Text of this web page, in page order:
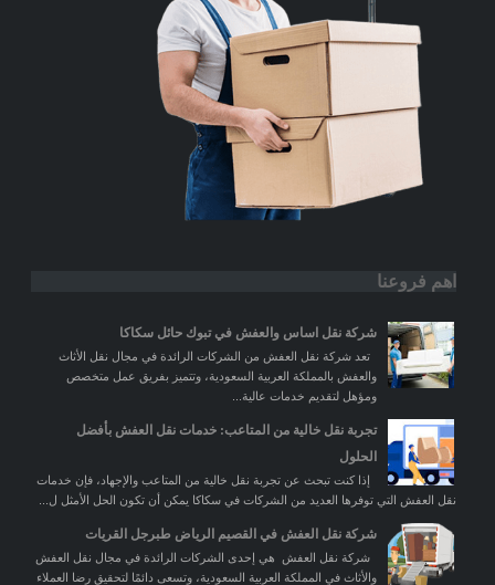
اهم فروعنا
شركة نقل اساس والعفش في تبوك حائل سكاكا
تعد شركة نقل العفش من الشركات الرائدة في مجال نقل الأثاث
والعفش بالمملكة العربية السعودية، وتتميز بفريق عمل متخصص
ومؤهل لتقديم خدمات عالية...
تجربة نقل خالية من المتاعب: خدمات نقل العفش بأفضل
الحلول
إذا كنت تبحث عن تجربة نقل خالية من المتاعب والإجهاد، فإن خدمات
نقل العفش التي توفرها العديد من الشركات في سكاكا يمكن أن تكون الحل الأمثل ل...
شركة نقل العفش في القصيم الرياض طبرجل القريات
شركة نقل العفش هي إحدى الشركات الرائدة في مجال نقل العفش
والأثاث في المملكة العربية السعودية، وتسعى دائمًا لتحقيق رضا العملاء